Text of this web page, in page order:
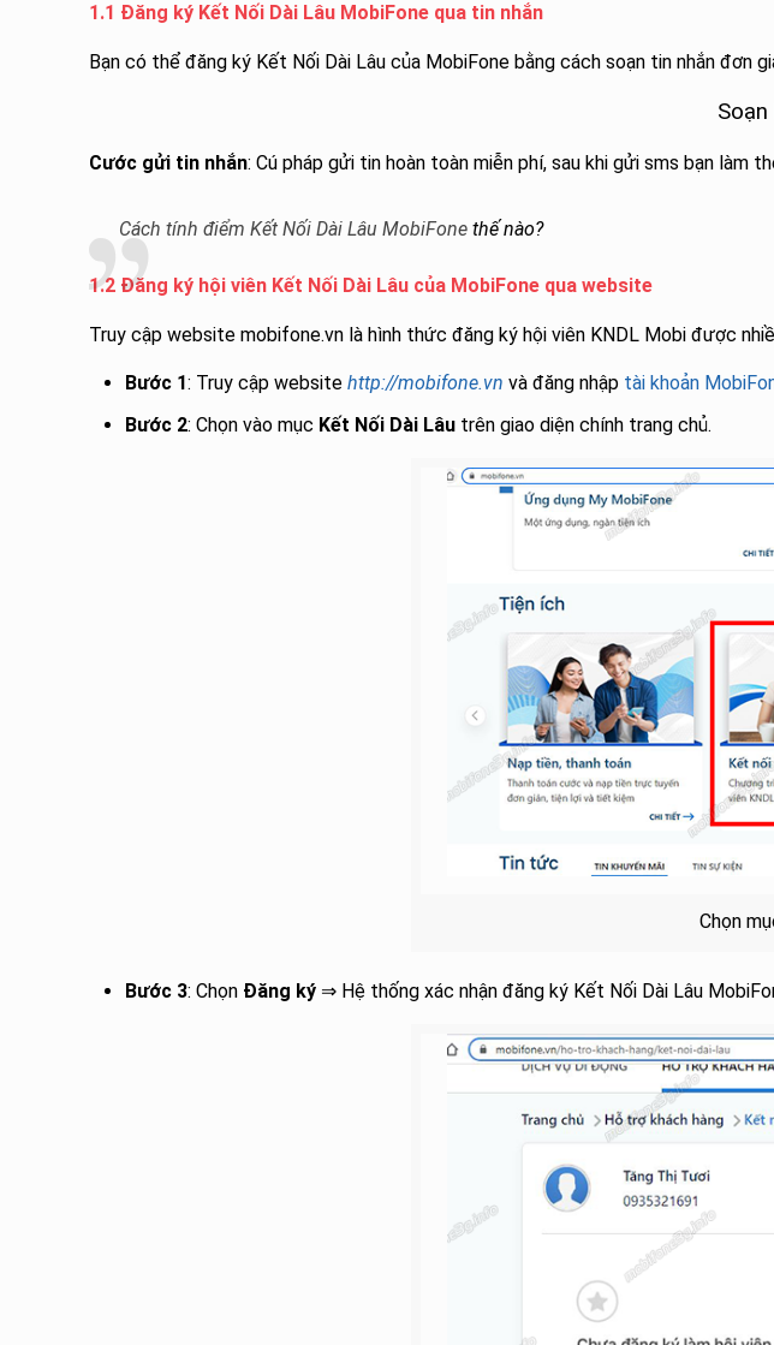
1.1 Đăng ký Kết Nối Dài Lâu MobiFone qua tin nhắn
Bạn có thể đăng ký Kết Nối Dài Lâu của MobiFone bằng cách soạn tin nhắn đơn
Soạn
Cước gửi tin nhắn: Cú pháp gửi tin hoàn toàn miễn phí, sau khi gửi sms bạn làm
Cách tính điểm Kết Nối Dài Lâu MobiFone thế nào?
1.2 Đăng ký hội viên Kết Nối Dài Lâu của MobiFone qua website
Truy cập website mobifone.vn là hình thức đăng ký hội viên KNDL Mobi được
Bước 1: Truy cập website http://mobifone.vn và đăng nhập tài khoản
Bước 2: Chọn vào mục Kết Nối Dài Lâu trên giao diện chính trang chủ.
Chọn
Bước 3: Chọn Đăng ký ⇒ Hệ thống xác nhận đăng ký Kết Nối Dài Lâu